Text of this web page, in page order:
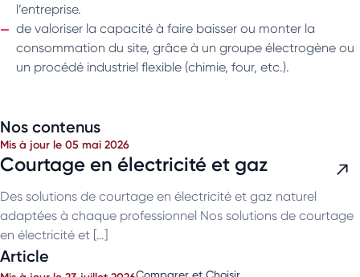
l’entreprise.
de valoriser la capacité à faire baisser ou monter la
consommation du site, grâce à un groupe électrogène ou
un procédé industriel flexible (chimie, four, etc.).
Nos contenus
Mis à jour le 05 mai 2026
Courtage en électricité et gaz
Des solutions de courtage en électricité et gaz naturel
adaptées à chaque professionnel Nos solutions de courtage
en électricité et […]
Article